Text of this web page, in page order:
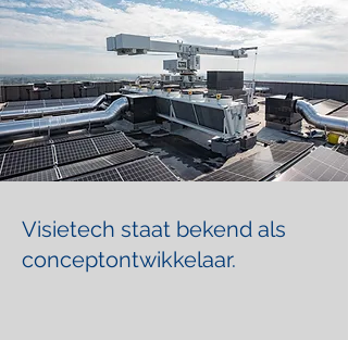
Visietech staat bekend als
conceptontwikkelaar.